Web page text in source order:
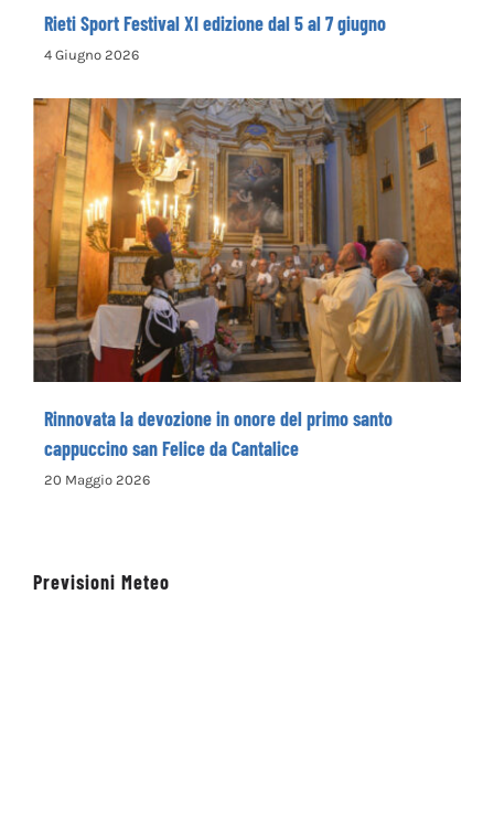
Rieti Sport Festival XI edizione dal 5 al 7 giugno
Rinnovata la devozione in onore del primo
santo cappuccino san Felice da Cantalice
Rinnovata la devozione in onore del primo santo
cappuccino san Felice da Cantalice
Previsioni Meteo